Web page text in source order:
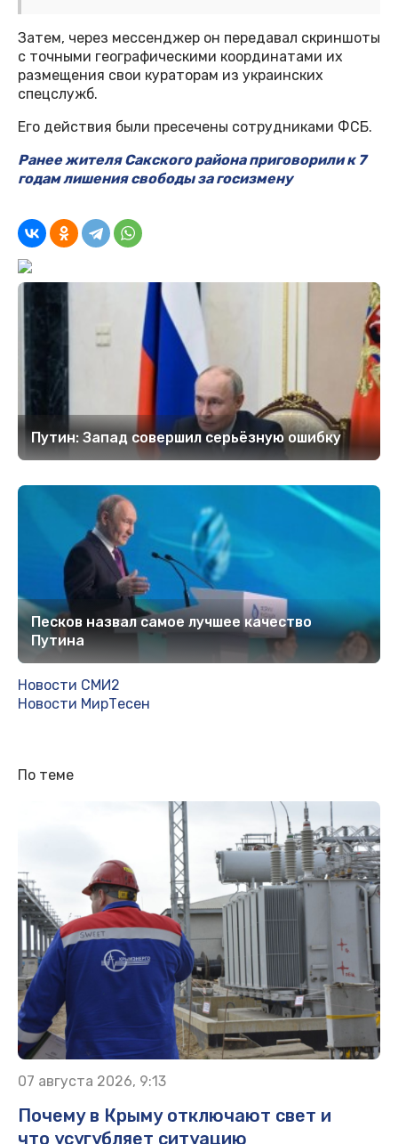
Затем, через мессенджер он передавал скриншоты
с точными географическими координатами их
размещения свои кураторам из украинских
спецслужб.
Его действия были пресечены сотрудниками ФСБ.
Ранее жителя Сакского района приговорили к 7
годам лишения свободы за госизмену
Путин: Запад совершил серьёзную ошибку
Песков назвал самое лучшее качество
Путина
Новости СМИ2
Новости МирТесен
По теме
07 августа 2026, 9:13
Почему в Крыму отключают свет и
что усугубляет ситуацию